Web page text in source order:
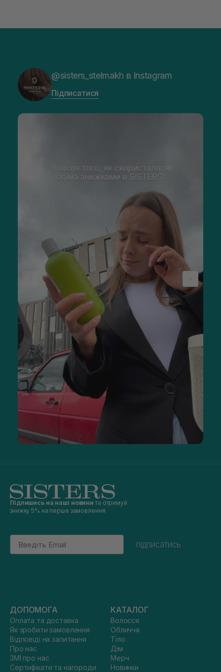
@sisters_stelmakh в Instagram
Підписатися
Підпишись на наші новини та отримуй
знижку 5% на перше замовлення
Email
підписатись
ДОПОМОГА
Оплата та доставка
Як зробити замовлення
Відповіді на запитання
Про нас
ЗМІ про нас
Сертифікати та нагороди
КАТАЛОГ
Волосся
Обличчя
Тіло
Дім
Мерч
Новинки